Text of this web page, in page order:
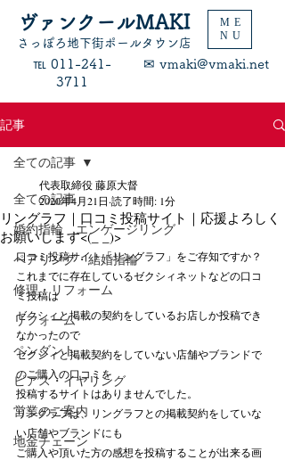
​さっぽろ地下街ポールタウン店
​℡ 011-241-
3711
​✉ vmaki@vmaki.net
ヴァンクールMAKI
ME
NU
記事
全ての記事
婚約指輪 エンゲージリング
ペアリング・結婚指輪
修理・リフォーム
リフォーム
ペンダント
ピアス・イヤリング
営業のご案内
地金チェーン
全ての記事
リングラフ｜口コミ投稿サイト｜応援よろしく
お願いします<(_ _)>
代表取締役 藤原大督
2020年4月21日 読了時間: 1分
口コミ投稿サイト「リングラフ」をご存知ですか？
これまでに存在しているゼクシィネットなどの口コ
ミ投稿は
ゼクシィと掲載の契約をしているお店しか投稿でき
なかったので
ゼクシィと掲載契約をしていない店舗やブランドで
のご購入の口コミを
投稿するサイトはありませんでした。
リングラフは、リングラフとの掲載契約をしていな
い店舗やブランドにも
ご購入や頂いた方の感想を投稿することが出来る画